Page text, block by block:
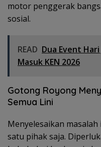
motor penggerak
sosial.
READ Dua Event
Masuk KEN 2026
Gotong Royong
Semua Lini
Menyelesaikan
satu pihak saja.